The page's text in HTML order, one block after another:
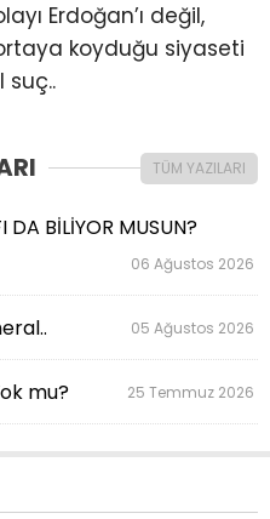
Erdoğan’ı değil,
koyduğu siyaseti
suç..
TÜM YAZILARI
DA BİLİYOR MUSUN?
06 Ağustos 2026
05 Ağustos 2026
mu? 25 Temmuz 2026